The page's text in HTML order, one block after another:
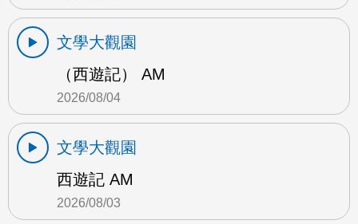
文學大觀園
（西遊記） AM
2026/08/04
文學大觀園
西遊記 AM
2026/08/03